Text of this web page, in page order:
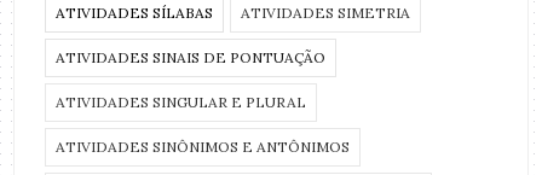
ATIVIDADES SÍLABAS ATIVIDADES SIMETRIA
ATIVIDADES SINAIS DE PONTUAÇÃO
ATIVIDADES SINGULAR E PLURAL
ATIVIDADES SINÔNIMOS E ANTÔNIMOS